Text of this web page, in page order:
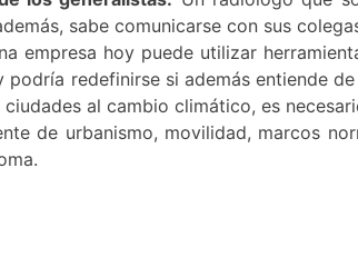
sabe comunicarse con sus
empresa hoy puede utilizar
redefinirse si además entiende
al cambio climático, es
de urbanismo, movilidad, marcos